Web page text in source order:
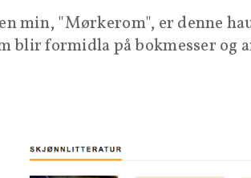
min, "Mørkerom", er denne
blir formidla på bokmesser og